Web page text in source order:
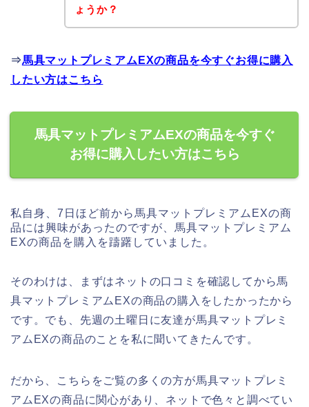
ょうか？
⇒馬具マットプレミアムEXの商品を今すぐお得に購入
したい方はこちら
馬具マットプレミアムEXの商品を今すぐ
お得に購入したい方はこちら
私自身、7日ほど前から馬具マットプレミアムEXの商
品には興味があったのですが、馬具マットプレミアム
EXの商品を購入を躊躇していました。
そのわけは、まずはネットの口コミを確認してから馬
具マットプレミアムEXの商品の購入をしたかったから
です。でも、先週の土曜日に友達が馬具マットプレミ
アムEXの商品のことを私に聞いてきたんです。
だから、こちらをご覧の多くの方が馬具マットプレミ
アムEXの商品に関心があり、ネットで色々と調べてい